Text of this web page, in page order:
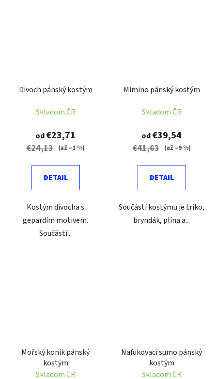
Divoch pánský kostým
Skladom ČR
od€23,71
€24,13 (až –1 %)
DETAIL
Kostým divocha s
gepardím motivem.
Součástí...
Mimino pánský kostým
Skladom ČR
od€39,54
€41,63 (až –9 %)
DETAIL
Součástí kostýmu je triko,
bryndák, plína a...
Mořský koník pánský
kostým
Skladom ČR
Nafukovací sumo pánský
kostým
Skladom ČR